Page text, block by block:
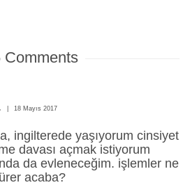
Comments
18 Mayıs 2017
ingilterede yaşıyorum cinsiyet
davası açmak istiyorum
da evleneceğim. işlemler ne
acaba?